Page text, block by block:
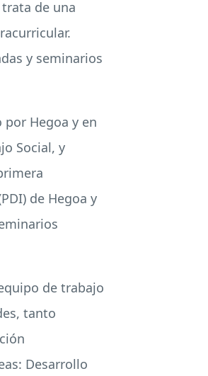
de una
y seminarios
Hegoa y en
Social, y
de Hegoa y
de trabajo
tanto
Desarrollo